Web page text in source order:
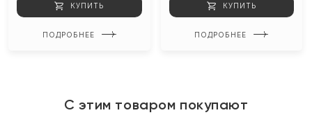
КУПИТЬ
ПОДРОБНЕЕ
КУПИТЬ
ПОДРОБНЕЕ
С этим товаром покупают